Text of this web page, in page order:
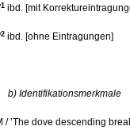
ibd. [mit
ibd. [ohne Eintragungen]
b) Identifikationsmerkmale
/ ’The dove descending